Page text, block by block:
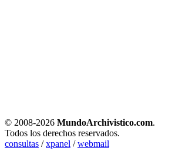
© 2008-2026 MundoArchivistico.com.
Todos los derechos reservados.
consultas /xpanel /webmail